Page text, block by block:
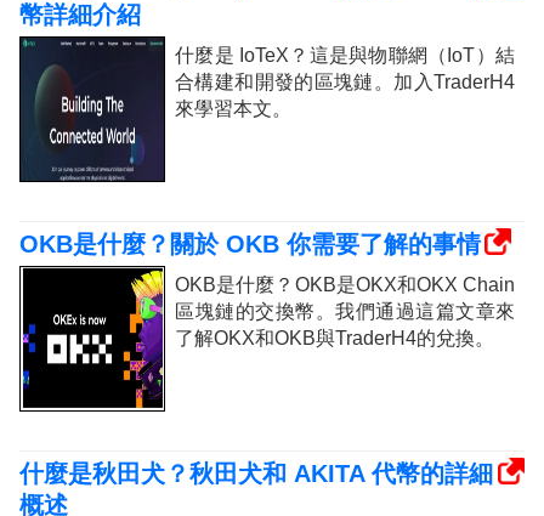
幣詳細介紹
什麼是 IoTeX？這是與物聯網（IoT）結
合構建和開發的區塊鏈。加入TraderH4
來學習本文。
OKB是什麼？關於 OKB 你需要了解的事情
OKB是什麼？OKB是OKX和OKX Chain
區塊鏈的交換幣。我們通過這篇文章來
了解OKX和OKB與TraderH4的兌換。
什麼是秋田犬？秋田犬和 AKITA 代幣的詳細
概述